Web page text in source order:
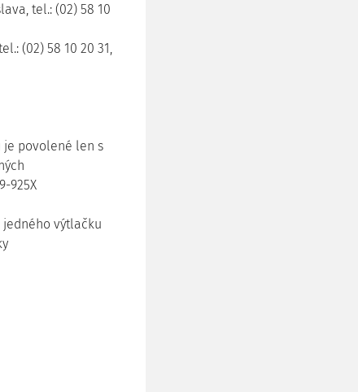
tel.: (02) 58 10
(02) 58 10 20 31,
je povolené len s
925X
jedného výtlačku